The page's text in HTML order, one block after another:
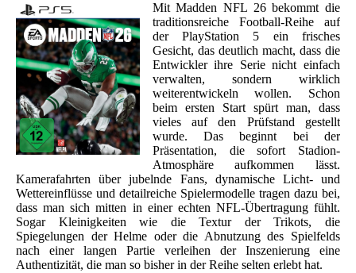
Mit Madden NFL 26 bekommt die
traditionsreiche Football-Reihe auf
der PlayStation 5 ein frisches
Gesicht, das deutlich macht, dass die
Entwickler ihre Serie nicht einfach
verwalten, sondern wirklich
weiterentwickeln wollen. Schon
beim ersten Start spürt man, dass
vieles auf den Prüfstand gestellt
wurde. Das beginnt bei der
Präsentation, die sofort Stadion-
Atmosphäre aufkommen lässt.
Kamerafahrten über jubelnde Fans, dynamische Licht- und
Wettereinflüsse und detailreiche Spielermodelle tragen dazu bei,
dass man sich mitten in einer echten NFL-Übertragung fühlt.
Sogar Kleinigkeiten wie die Textur der Trikots, die
Spiegelungen der Helme oder die Abnutzung des Spielfelds
nach einer langen Partie verleihen der Inszenierung eine
Authentizität, die man so bisher in der Reihe selten erlebt hat.